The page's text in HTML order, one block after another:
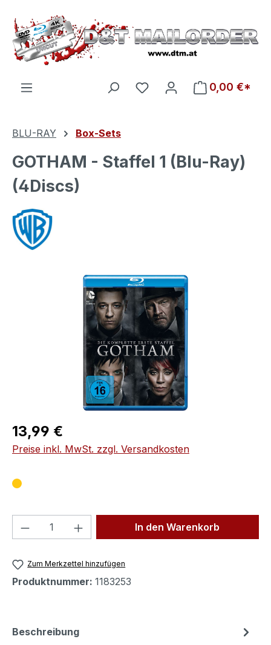
Zum Hauptinhalt springen
Du hast 0 Produkte auf
0,00 €*
BLU-RAY Box-Sets
GOTHAM - Staffel 1 (Blu-Ray)
(4Discs)
Bildergalerie überspringen
Regulärer Preis:
13,99 €
Preise inkl. MwSt. zzgl. Versandkosten
Produkt Anzahl: Gib denIn den Warenkorb
Zum Merkzettel hinzufügen
Produktnummer: 1183253
Beschreibung